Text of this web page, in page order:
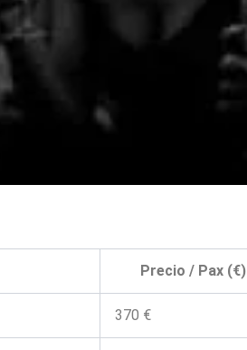
Precio / Pax (€)
370 €